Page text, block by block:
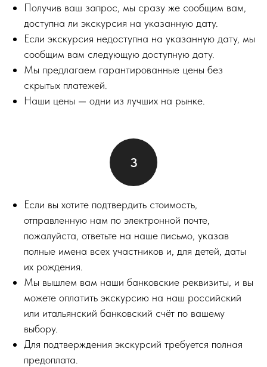
Получив ваш запрос, мы сразу же сообщим вам,
доступна ли экскурсия на указанную дату.
Если экскурсия недоступна на указанную дату, мы
сообщим вам следующую доступную дату.
Мы предлагаем гарантированные цены без
скрытых платежей.
Наши цены — одни из лучших на рынке.
Если вы хотите подтвердить стоимость,
отправленную нам по электронной почте,
пожалуйста, ответьте на наше письмо, указав
полные имена всех участников и, для детей, даты
их рождения.
Мы вышлем вам наши банковские реквизиты, и вы
можете оплатить экскурсию на наш российский
или итальянский банковский счёт по вашему
выбору.
Для подтверждения экскурсий требуется полная
предоплата.